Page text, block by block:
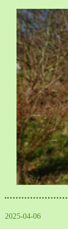
2025-04-06